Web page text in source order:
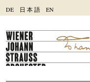
DE 日 本語 EN